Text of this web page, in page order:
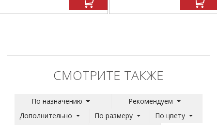
СМОТРИТЕ ТАКЖЕ
По назначению
Рекомендуем
Дополнительно
По размеру
По цвету